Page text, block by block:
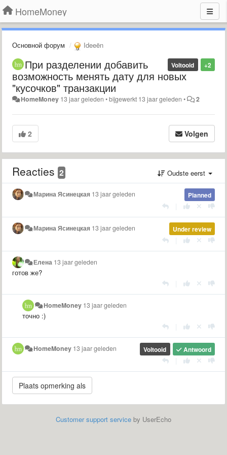
HomeMoney
Основной форум Ideeën
+2
Voltooid
При разделении добавить
возможность менять дату для новых
"кусочков" транзакции
HomeMoney 13 jaar geleden •bijgewerkt 13 jaar geleden • 2
2 Volgen
Reacties 2 Oudste eerst
Planned
Марина Ясинецкая 13 jaar geleden
Under review
Марина Ясинецкая 13 jaar geleden
Елена 13 jaar geleden
готов же?
HomeMoney 13 jaar geleden
точно :)
Antwoord
Voltooid
HomeMoney 13 jaar geleden
Customer support service by UserEcho